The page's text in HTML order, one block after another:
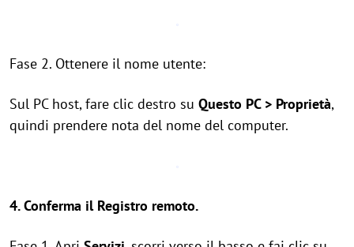
Fase 2. Ottenere il nome utente:
Sul PC host, fare clic destro su Questo PC > Proprietà,
quindi prendere nota del nome del computer.
4. Conferma il Registro remoto.